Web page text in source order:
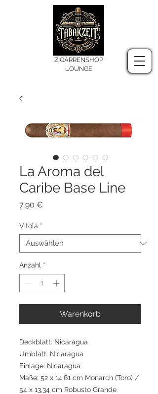
ZIGARRENSHOP
LOUNGE
La Aroma del
Caribe Base Line
7,90 €
Vitola *
Anzahl *
Warenkorb
Deckblatt: Nicaragua
Umblatt: Nicaragua
Einlage: Nicaragua
Maße: 52 x 14,61 cm Monarch (Toro) /
54 x 13,34 cm Robusto Grande